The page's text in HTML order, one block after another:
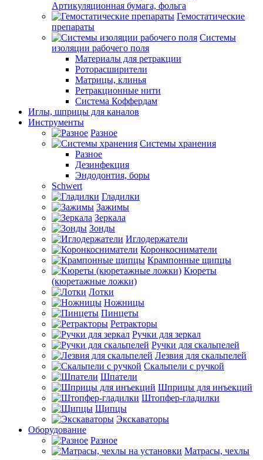
Артикуляционная бумага, фольга
Гемостатические
препараты
Системы
изоляции рабочего поля
Материалы для ретракции
Роторасширители
Матрицы, клинья
Ретракционные нити
Система Коффердам
Иглы, шприцы для каналов
Инструменты
Разное
Системы хранения
Разное
Дезинфекция
Эндодонтия, боры
Schwert
Гладилки
Зажимы
Зеркала
Зонды
Иглодержатели
Коронкосниматели
Крампонные щипцы
Кюреты
(кюретажные ложки)
Лотки
Ножницы
Пинцеты
Ретракторы
Ручки для зеркал
Ручки для скальпелей
Лезвия для скальпелей
Скальпели с ручкой
Шпатели
Шприцы для инъекций
Штопфер-гладилки
Щипцы
Экскаваторы
Оборудование
Разное
Матрасы, чехлы